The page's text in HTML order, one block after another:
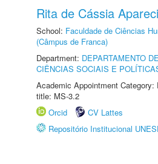
Rita de Cássia
School: Faculdade de Ciências
(Câmpus de Franca)
Department: DEPARTAMENTO
CIÊNCIAS SOCIAIS E
Academic Appointment Category:
title: MS-3.2
Orcid
CV Lattes
Repositório Institucional